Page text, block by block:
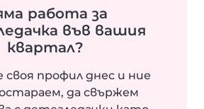
работа за
във вашия
квартал?
профил днес и ние
да свържем